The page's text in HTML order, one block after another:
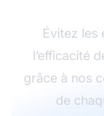
Évitez les
l’efficacité
grâce à nos
de